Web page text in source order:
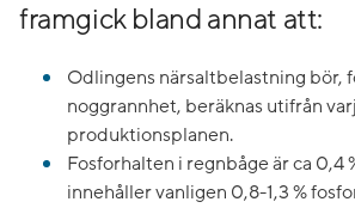
framgick bland annat att:
Odlingens närsaltbelastning bör,
noggrannhet, beräknas utifrån
produktionsplanen.
Fosforhalten i regnbåge är ca 0,4
innehåller vanligen 0,8-1,3 %